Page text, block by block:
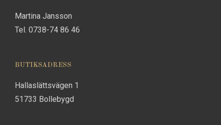
Martina Jansson
Tel. 0738-74 86 46
BUTIKSADRESS
Hallaslättsvägen 1
51733 Bollebygd